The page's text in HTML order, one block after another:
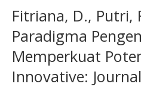
Fitriana, D., Putri,
Paradigma
Memperkuat
Innovative: